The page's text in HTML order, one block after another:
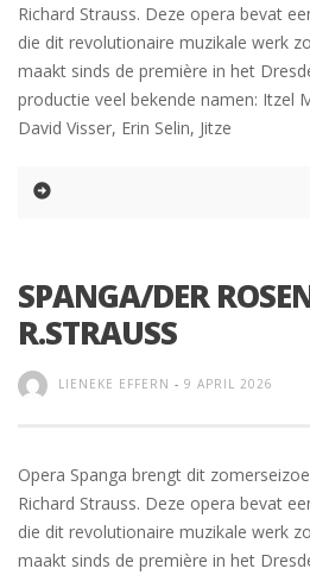
Richard Strauss. Deze opera bevat
die dit revolutionaire muzikale werk
maakt sinds de première in het
productie veel bekende namen: Itzel
David Visser, Erin Selin, Jitze
SPANGA/DER
R.STRAUSS
LIENEKE EFFERN - 9 APRIL 2026
Opera Spanga brengt dit
Richard Strauss. Deze opera bevat
die dit revolutionaire muzikale werk
maakt sinds de première in het